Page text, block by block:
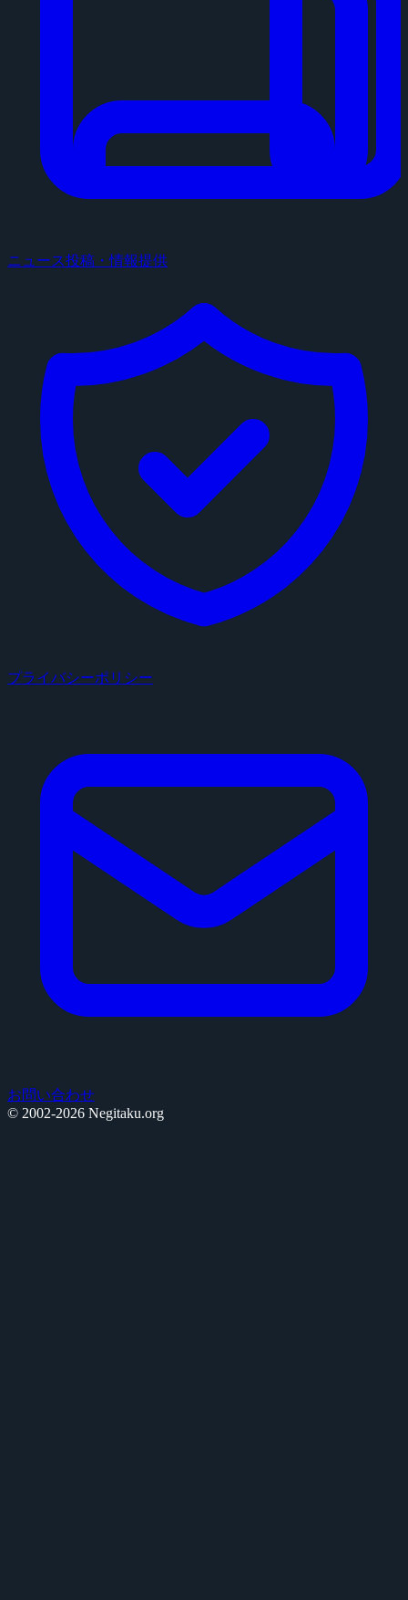
ニュース投稿・情報提供
プライバシーポリシー
お問い合わせ
© 2002-2026 Negitaku.org